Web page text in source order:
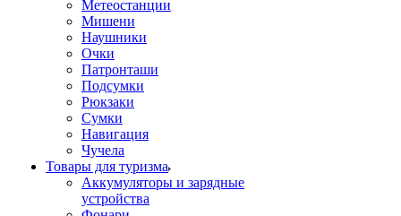
Метеостанции
Мишени
Наушники
Очки
Патронташи
Подсумки
Рюкзаки
Сумки
Навигация
Чучела
Товары для туризма
Аккумуляторы и зарядные
устройства